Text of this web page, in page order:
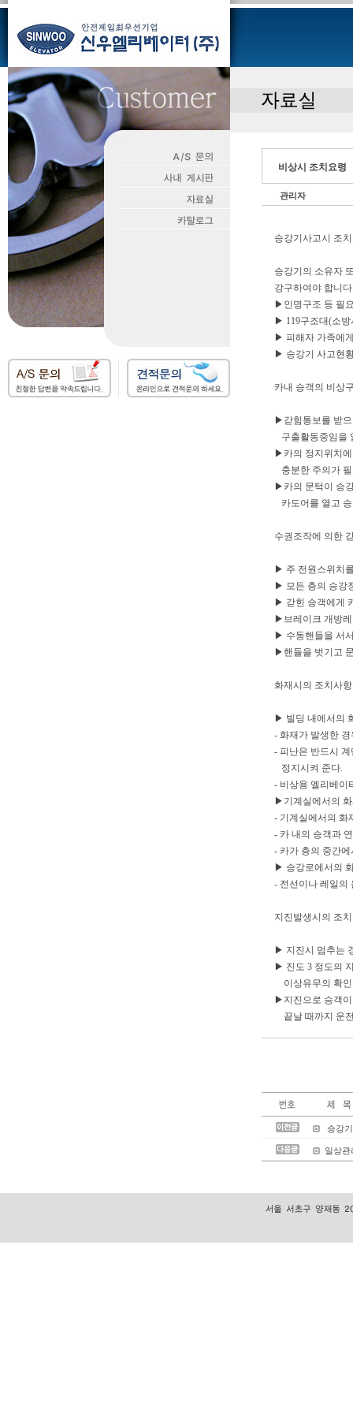
비상시 조치요령
관리자
승강기사고시 조
승강기의 소유자
강구하여야 합니
▶인명구조 등 필
▶ 119구조대(소
▶ 피해자 가족에
▶ 승강기 사고현
카내 승객의 비상
▶갇힘통보를 받
구출활동중임을
▶카의 정지위치
충분한 주의가
▶카의 문턱이 승
카도어를 열고
수권조작에 의한
▶ 주 전원스위치
▶ 모든 층의 승강
▶ 갇힌 승객에게
▶브레이크 개방
▶ 수동핸들을 서
▶핸들을 벗기고
화재시의 조치사항
▶ 빌딩 내에서의
- 화재가 발생한
- 피난은 반드시
정지시켜 준다.
- 비상용 엘리베이
▶기계실에서의
- 기계실에서의 화
- 카 내의 승객과
- 카가 층의 중간
▶ 승강로에서의
- 전선이나 레일의
지진발생시의 조치
▶ 지진시 멈추는
▶ 진도 3 정도의
이상유무의 확인
▶지진으로 승객이
끝날 때까지 운
승강
일상